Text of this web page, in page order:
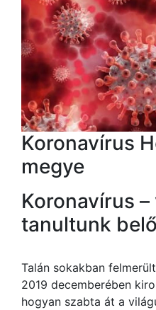
Koronavírus
megye
Koronavírus
tanultunk
Talán sokakban
2019 decemberében
hogyan szabta át a